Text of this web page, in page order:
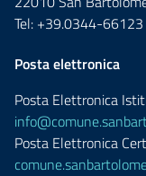
Tel: +39.0344-66123
Posta elettronica
Posta Elettronica
Posta Elettronica